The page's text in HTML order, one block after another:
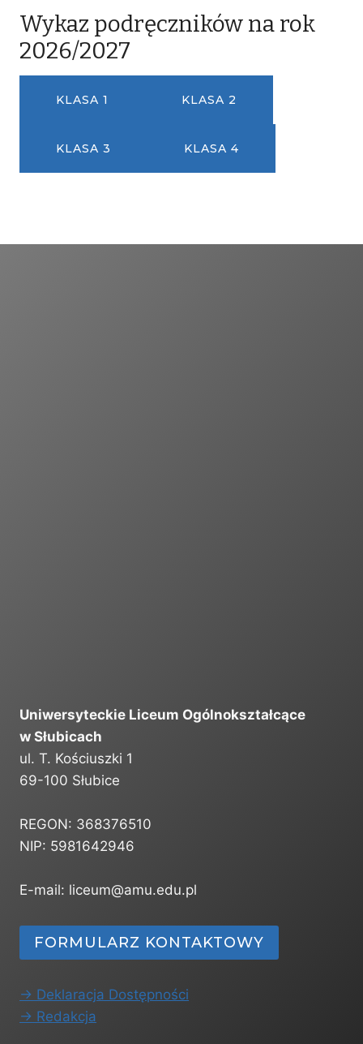
Wykaz podręczników na rok
2026/2027
KLASA 1 KLASA 2
KLASA 3 KLASA 4
Uniwersyteckie Liceum Ogólnokształcące
w Słubicach
ul. T. Kościuszki 1
69-100 Słubice
REGON: 368376510
NIP: 5981642946
E-mail: liceum@amu.edu.pl
FORMULARZ KONTAKTOWY
-> Deklaracja Dostępności
-> Redakcja